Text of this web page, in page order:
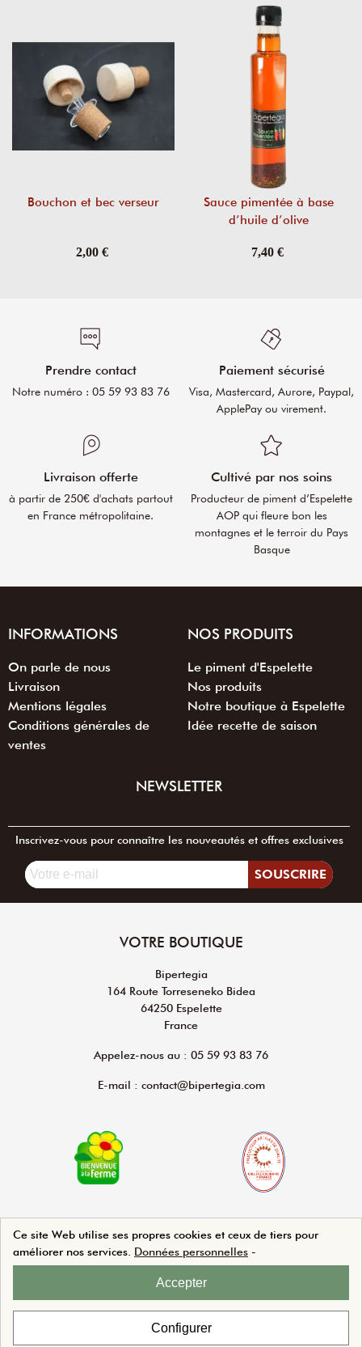
Bouchon et bec verseur
2,00 €
Sauce pimentée à base
d’huile d’olive
7,40 €
Prendre contact
Notre numéro : 05 59 93 83 76
Paiement sécurisé
Visa, Mastercard, Aurore, Paypal,
ApplePay ou virement.
Livraison offerte
à partir de 250€ d'achats partout
en France métropolitaine.
Cultivé par nos soins
Producteur de piment d’Espelette
AOP qui fleure bon les
montagnes et le terroir du Pays
Basque
VOTRE BOUTIQUE
Bipertegia
164 Route Torreseneko Bidea
64250 Espelette
France
Appelez-nous au : 05 59 93 83 76
E-mail : contact@bipertegia.com
INFORMATIONS
On parle de nous
Livraison
Mentions légales
Conditions générales de
ventes
NOS PRODUITS
Le piment d'Espelette
Nos produits
Notre boutique à Espelette
Idée recette de saison
NEWSLETTER
Inscrivez-vous pour connaître les nouveautés et offres exclusives
SOUSCRIRE
Ce site Web utilise ses propres cookies et ceux de tiers pour
améliorer nos services. Données personnelles -
Accepter
Configurer